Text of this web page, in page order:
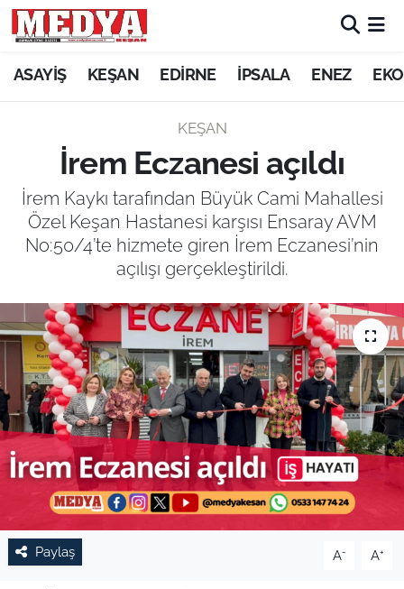
ASAYİŞ KEŞAN EDİRNE İPSALA ENEZ
KEŞAN
İrem Eczanesi açıldı
İrem Kaykı tarafından Büyük Cami Mahallesi
Özel Keşan Hastanesi karşısı Ensaray AVM
No:50/4’te hizmete giren İrem Eczanesi’nin
açılışı gerçekleştirildi.
Paylaş A- A+
KEŞAN
ASAYİŞ
SİYASET
GÜNDEM
EKONOMİ
SAĞLIK
EĞİTİM
TARIM VE HAYVANCILIK
KÜLTÜR SANAT
RESMİ İLAN